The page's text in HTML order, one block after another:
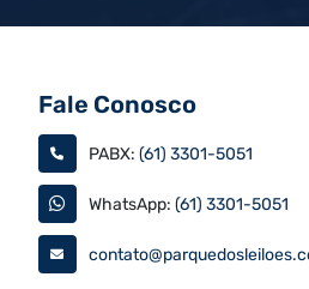
Fale Conosco
PABX: (61) 3301-5051
WhatsApp: (61) 3301-5051